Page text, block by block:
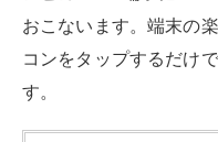
Google グーグ
with